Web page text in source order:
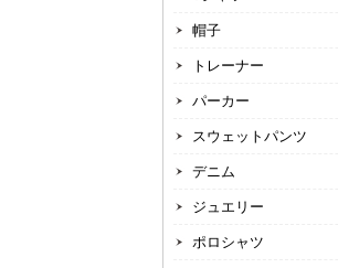
帽子
トレーナー
パーカー
スウェットパンツ
デニム
ジュエリー
ポロシャツ